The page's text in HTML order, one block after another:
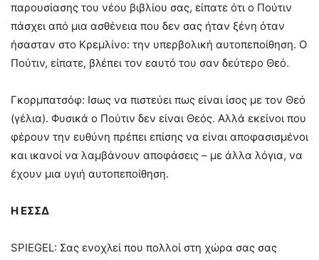
παρουσίασης του νέου βιβλίου σας, είπατε ότι ο Πούτιν
πάσχει από μια ασθένεια που δεν σας ήταν ξένη όταν
ήσασταν στο Κρεμλίνο: την υπερβολική αυτοπεποίθηση. Ο
Πούτιν, είπατε, βλέπει τον εαυτό του σαν δεύτερο Θεό.
Γκορμπατσόφ: Ισως να πιστεύει πως είναι ίσος με τον Θεό
(γέλια). Φυσικά ο Πούτιν δεν είναι Θεός. Αλλά εκείνοι που
φέρουν την ευθύνη πρέπει επίσης να είναι αποφασισμένοι
και ικανοί να λαμβάνουν αποφάσεις – με άλλα λόγια, να
έχουν μια υγιή αυτοπεποίθηση.
Η ΕΣΣΔ
SPIEGEL: Σας ενοχλεί που πολλοί στη χώρα σας σας